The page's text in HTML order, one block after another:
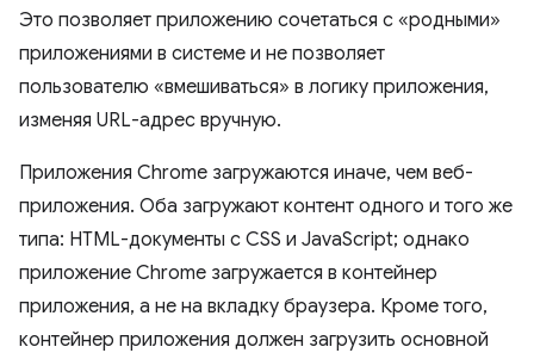
Это позволяет приложению сочетаться с «родными»
приложениями в системе и не позволяет
пользователю «вмешиваться» в логику приложения,
изменяя URL-адрес вручную.
Приложения Chrome загружаются иначе, чем веб-
приложения. Оба загружают контент одного и того же
типа: HTML-документы с CSS и JavaScript; однако
приложение Chrome загружается в контейнер
приложения, а не на вкладку браузера. Кроме того,
контейнер приложения должен загрузить основной